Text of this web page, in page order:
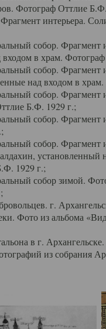
Фотограф Оттлие
интерьера.
собор. Фрагмент
входом в храм.
собор. Фрагмент
над входом в
собор. Фрагмент
Б.Ф. 1929 г.;
собор. Фрагмент
собор. Фрагмент
установленный
1929 г.;
собор зимой.
г.
Фото из альбома
в г.
из собрания